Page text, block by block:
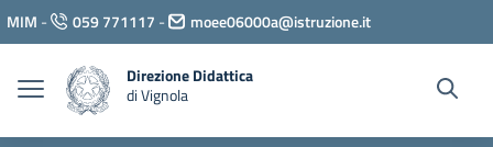
Vai ai contenuti
Vai al menu di navigazione
Vai al footer
MIM - 059 771117 - moee06000a@istruzione.it
Direzione Didattica
di Vignola